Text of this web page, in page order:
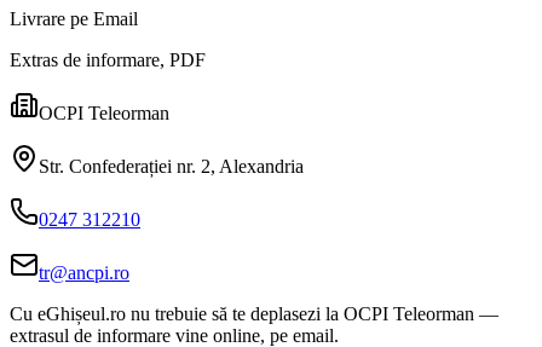
Livrare pe Email
Extras de informare, PDF
OCPI Teleorman
Str. Confederației nr. 2, Alexandria
0247 312210
tr@ancpi.ro
Cu eGhișeul.ro nu trebuie să te deplasezi la OCPI Teleorman —
extrasul de informare vine online, pe email.